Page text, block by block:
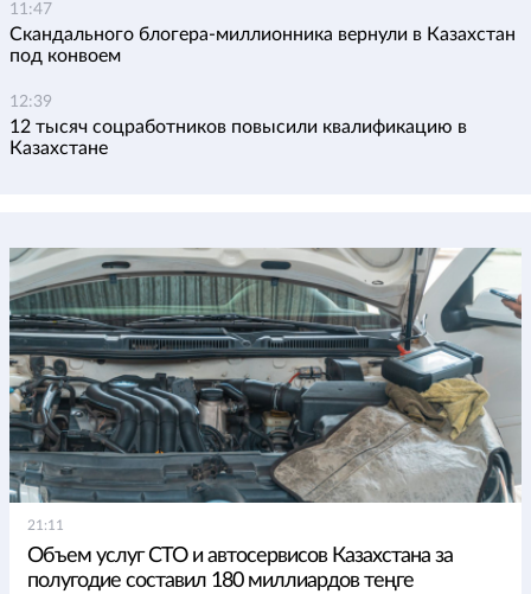
11:47
Скандального блогера-миллионника вернули в Казахстан
под конвоем
12:39
12 тысяч соцработников повысили квалификацию в
Казахстане
21:11
Объем услуг СТО и автосервисов Казахстана за
полугодие составил 180 миллиардов теңге